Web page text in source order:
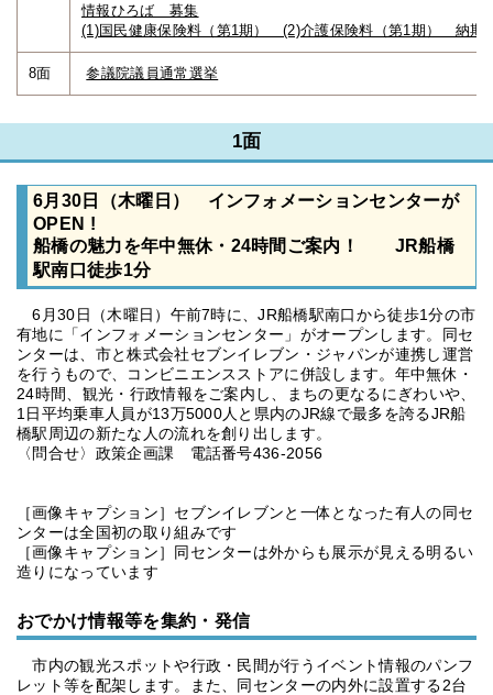
情報ひろば 募集
(1)国民健康保険料（第1期） (2)介護保険料（第1期） 納期
8面 参議院議員通常選挙
1面
6月30日（木曜日） インフォメーションセンターが
OPEN !
船橋の魅力を年中無休・24時間ご案内！ JR船橋
駅南口徒歩1分
6月30日（木曜日）午前7時に、JR船橋駅南口から徒歩1分の市
有地に「インフォメーションセンター」がオープンします。同セ
ンターは、市と株式会社セブンイレブン・ジャパンが連携し運営
を行うもので、コンビニエンスストアに併設します。年中無休・
24時間、観光・行政情報をご案内し、まちの更なるにぎわいや、
1日平均乗車人員が13万5000人と県内のJR線で最多を誇るJR船
橋駅周辺の新たな人の流れを創り出します。
〈問合せ〉政策企画課 電話番号436-2056
［画像キャプション］セブンイレブンと一体となった有人の同セ
ンターは全国初の取り組みです
［画像キャプション］同センターは外からも展示が見える明るい
造りになっています
おでかけ情報等を集約・発信
市内の観光スポットや行政・民間が行うイベント情報のパンフ
レット等を配架します。また、同センターの内外に設置する2台